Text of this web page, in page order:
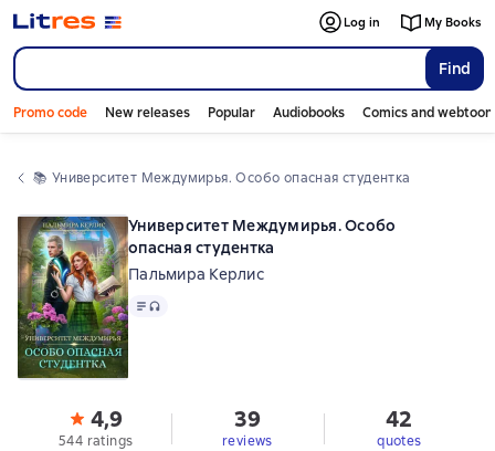
Find
Log in My Books
Promo code New releases Popular Audiobooks Comics and
📚 Университет Междумирья. Особо опасная студентка
Университет Междумирья. Особо
опасная студентка
Пальмира Керлис
Text, audio format available
4,9
544 ratings
39
reviews
42
quotes